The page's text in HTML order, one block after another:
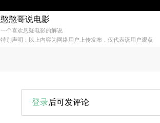
憨憨哥说电影
一个喜欢悬疑电影的解说
特别声明：以上内容为网络用户上传发布，仅代表该用户观点
登录后可发评论